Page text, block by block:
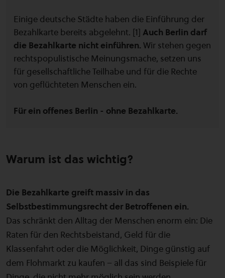
Einige deutsche Städte haben die Einführung der
Bezahlkarte bereits abgelehnt. [1] Auch Berlin darf
die Bezahlkarte nicht einführen. Wir stehen gegen
rechtspopulistische Meinungsmache, setzen uns
für gesellschaftliche Teilhabe und für die Rechte
von geflüchteten Menschen ein.
Für ein offenes Berlin - ohne Bezahlkarte.
Warum ist das wichtig?
Die Bezahlkarte greift massiv in das
Selbstbestimmungsrecht der Betroffenen ein.
Das schränkt den Alltag der Menschen enorm ein: Die
Raten für den Rechtsbeistand, Geld für die
Klassenfahrt oder die Möglichkeit, Dinge günstig auf
dem Flohmarkt zu kaufen – all das sind Beispiele für